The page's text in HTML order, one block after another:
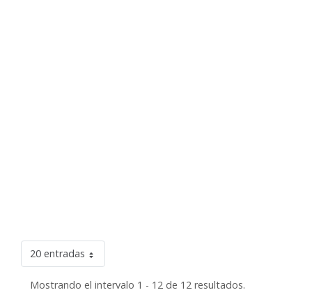
20 entradas
Mostrando el intervalo 1 - 12 de 12 resultados.